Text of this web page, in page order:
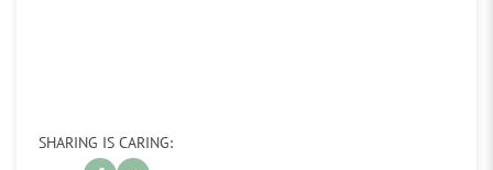
SHARING IS CARING: